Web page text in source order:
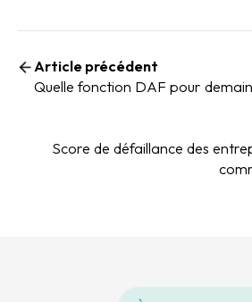
Article précédent
Quelle fonction DAF pour
Score de défaillance des